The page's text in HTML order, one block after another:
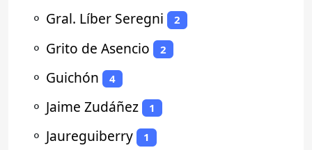
⚬ Gral. Líber Seregni 2
⚬ Grito de Asencio 2
⚬ Guichón 4
⚬ Jaime Zudáñez 1
⚬ Jaureguiberry 1